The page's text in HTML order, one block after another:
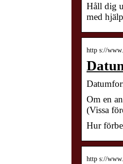
Håll dig
med
http s://
Om en
(Vissa
Hur
http s://